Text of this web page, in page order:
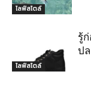
ไลฟ์สไตล์
ไลฟ์สไตล์
รู้
ป